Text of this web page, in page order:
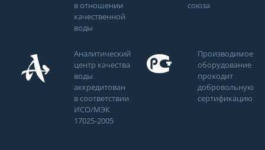
в отношении
качественной
воды
союза
Аналитический
центр качества
воды
аккредитован
в соответствии
ИСО/МЭК
17025-2005
Производимое
оборудование
проходит
добровольную
сертификацию